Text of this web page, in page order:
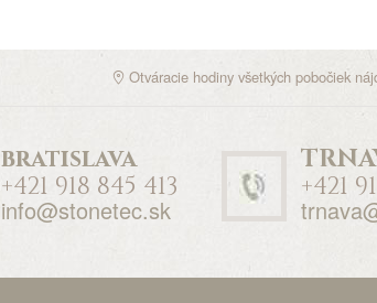
Otváracie hodiny všetkých pobočiek
bratislava
+421 918 845 413
info@stonetec.sk
+421